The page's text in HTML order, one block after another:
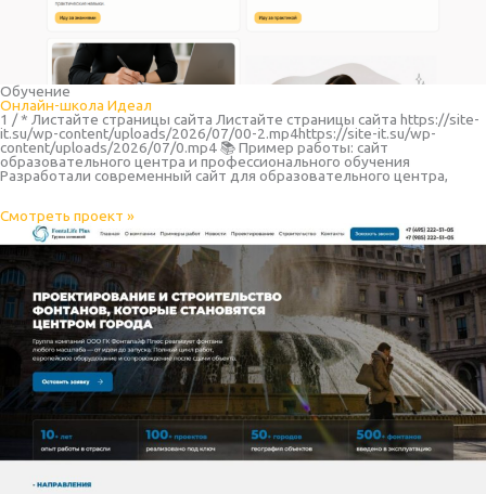
Обучение
Онлайн-школа Идеал
1 / * Листайте страницы сайта Листайте страницы сайта https://site-
it.su/wp-content/uploads/2026/07/00-2.mp4https://site-it.su/wp-
content/uploads/2026/07/0.mp4 📚 Пример работы: сайт
образовательного центра и профессионального обучения
Разработали современный сайт для образовательного центра,
Смотреть проект »